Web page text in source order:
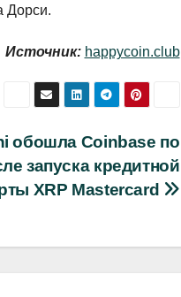
Дорси.
Источник: happycoin.club
обошла Coinbase по
запуска кредитной
XRP Mastercard